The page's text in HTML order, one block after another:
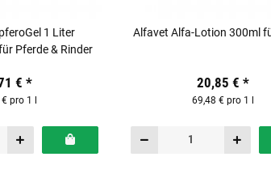
1 Liter
Pferde & Rinder
€*
pro 1 l
Alfavet Alfa-Lotion 300ml
20,85 € *
69,48 € pro 1 l